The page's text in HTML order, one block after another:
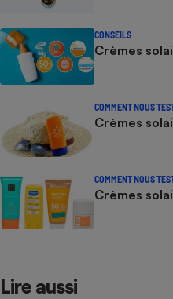
CONSEILS
Crèmes
COMMENT NOUS
Crèmes
COMMENT NOUS
Crèmes
Lire aussi